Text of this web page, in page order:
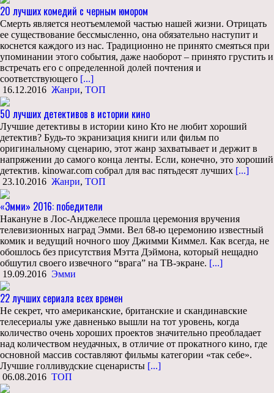
20 лучших комедий с черным юмором
Смерть является неотъемлемой частью нашей жизни. Отрицать
ее существование бессмысленно, она обязательно наступит и
коснется каждого из нас. Традиционно не принято смеяться при
упоминании этого события, даже наоборот – принято грустить и
встречать его с определенной долей почтения и
соответствующего [...]
16.12.2016 Жанри, ТОП
50 лучших детективов в истории кино
Лучшие детективы в истории кино Кто не любит хороший
детектив? Будь-то экранизация книги или фильм по
оригинальному сценарию, этот жанр захватывает и держит в
напряжении до самого конца ленты. Если, конечно, это хороший
детектив. kinowar.com собрал для вас пятьдесят лучших [...]
23.10.2016 Жанри, ТОП
«Эмми» 2016: победители
Накануне в Лос-Анджелесе прошла церемония вручения
телевизионных наград Эмми. Вел 68-ю церемонию известный
комик и ведущий ночного шоу Джимми Киммел. Как всегда, не
обошлось без присутствия Мэтта Дэймона, который нещадно
обшутил своего извечного “врага” на ТВ-экране. [...]
19.09.2016 Эмми
22 лучших сериала всех времен
Не секрет, что американские, британские и скандинавские
телесериалы уже давненько вышли на тот уровень, когда
количество очень хороших проектов значительно преобладает
над количеством неудачных, в отличие от прокатного кино, где
основной массив составляют фильмы категории «так себе».
Лучшие голливудские сценаристы [...]
06.08.2016 ТОП